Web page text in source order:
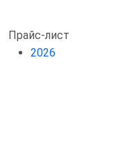
Прайс-лист
2026